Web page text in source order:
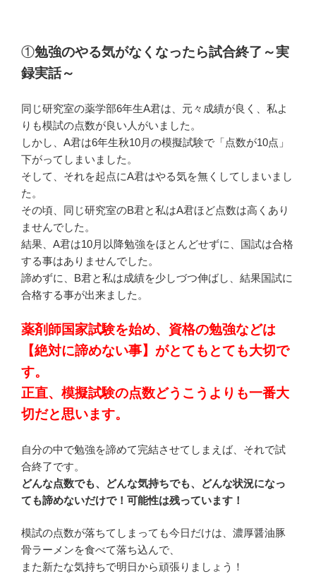
①勉強のやる気がなくなったら試合終了～実
録実話～
同じ研究室の薬学部6年生A君は、元々成績が良く、私よ
りも模試の点数が良い人がいました。
しかし、A君は6年生秋10月の模擬試験で「点数が10点」
下がってしまいました。
そして、それを起点にA君はやる気を無くしてしまいまし
た。
その頃、同じ研究室のB君と私はA君ほど点数は高くあり
ませんでした。
結果、A君は10月以降勉強をほとんどせずに、国試は合格
する事はありませんでした。
諦めずに、B君と私は成績を少しづつ伸ばし、結果国試に
合格する事が出来ました。
薬剤師国家試験を始め、資格の勉強などは
【絶対に諦めない事】がとてもとても大切で
す。
正直、模擬試験の点数どうこうよりも一番大
切だと思います。
自分の中で勉強を諦めて完結させてしまえば、それで試
合終了です。
どんな点数でも、どんな気持ちでも、どんな状況になっ
ても諦めないだけで！可能性は残っています！
模試の点数が落ちてしまっても今日だけは、濃厚醤油豚
骨ラーメンを食べて落ち込んで、
また新たな気持ちで明日から頑張りましょう！